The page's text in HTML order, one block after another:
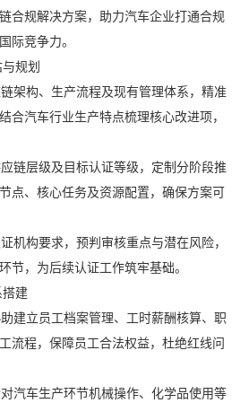
合规解决方案，助力汽车企业打通合规
际竞争力。
规划
构、生产流程及现有管理体系，精准
合汽车行业生产特点梳理核心改进项，
层级及目标认证等级，定制分阶段推
点、核心任务及资源配置，确保方案可
构要求，预判审核重点与潜在风险，
节，为后续认证工作筑牢基础。
建
立员工档案管理、工时薪酬核算、职
流程，保障员工合法权益，杜绝红线问
车生产环节机械操作、化学品使用等